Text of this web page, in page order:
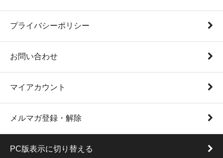
プライバシーポリシー
お問い合わせ
マイアカウント
メルマガ登録・解除
PC版表示に切り替える